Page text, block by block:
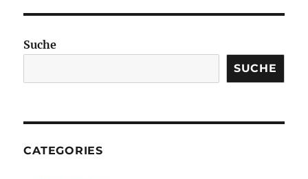
Suche
SUCHE
CATEGORIES